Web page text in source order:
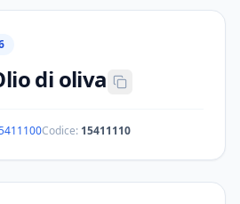
di oliva
Codice: 15411110